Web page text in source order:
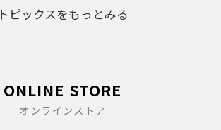
トピックスをもっとみる
ONLINE STORE
オンラインストア